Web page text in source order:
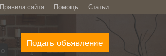
Правила сайта Помощь Статьи
Подать объявление